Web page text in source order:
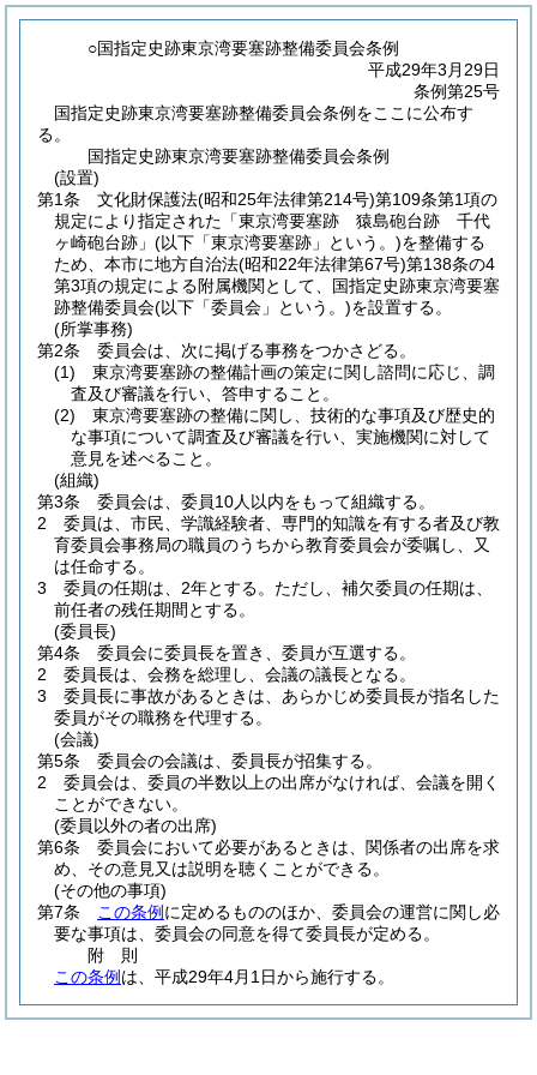
○国指定史跡東京湾要塞跡整備委員会条例
平成29年3月29日
条例第25号
国指定史跡東京湾要塞跡整備委員会条例をここに公布す
る。
国指定史跡東京湾要塞跡整備委員会条例
(設置)
第1条
文化財保護法(昭和25年法律第214号)第109条第1項の
規定により指定された「東京湾要塞跡 猿島砲台跡 千代
ヶ崎砲台跡」 (以下「東京湾要塞跡」という。)を整備する
ため、本市に地方自治法(昭和22年法律第67号)第138条の4
第3項の規定による附属機関として、国指定史跡東京湾要塞
跡整備委員会(以下「委員会」という。)を設置する。
(所掌事務)
第2条
委員会は、次に掲げる事務をつかさどる。
(1)
東京湾要塞跡の整備計画の策定に関し諮問に応じ、調
査及び審議を行い、答申すること。
(2)
東京湾要塞跡の整備に関し、技術的な事項及び歴史的
な事項について調査及び審議を行い、実施機関に対して
意見を述べること。
(組織)
第3条
委員会は、委員10人以内をもって組織する。
2
委員は、市民、学識経験者、専門的知識を有する者及び教
育委員会事務局の職員のうちから教育委員会が委嘱し、又
は任命する。
3
委員の任期は、2年とする。 ただし、補欠委員の任期は、
前任者の残任期間とする。
(委員長)
第4条
委員会に委員長を置き、委員が互選する。
2
委員長は、会務を総理し、会議の議長となる。
3
委員長に事故があるときは、あらかじめ委員長が指名した
委員がその職務を代理する。
(会議)
第5条
委員会の会議は、委員長が招集する。
2
委員会は、委員の半数以上の出席がなければ、会議を開く
ことができない。
(委員以外の者の出席)
第6条
委員会において必要があるときは、関係者の出席を求
め、その意見又は説明を聴くことができる。
(その他の事項)
第7条
この条例 に定めるもののほか、委員会の運営に関し必
要な事項は、委員会の同意を得て委員長が定める。
附 則
この条例 は、平成29年4月1日から施行する。